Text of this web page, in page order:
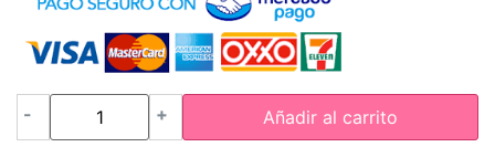
- + Añadir al carrito